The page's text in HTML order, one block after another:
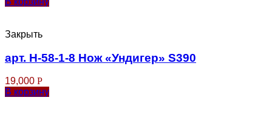
Закрыть
арт. Н-58-1-8 Нож «Ундигер» S390
19,000 Р
В корзину